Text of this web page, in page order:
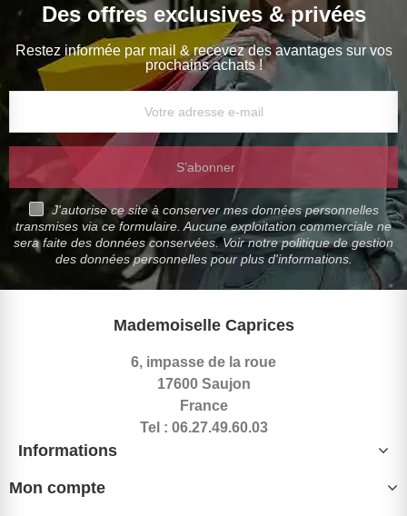
Des offres exclusives & privées
Restez informée par mail & recevez des avantages sur vos
prochains achats !
S’abonner
J'autorise ce site à conserver mes données personnelles
transmises via ce formulaire. Aucune exploitation commerciale ne
sera faite des données conservées. Voir notre politique de gestion
des données personnelles pour plus d'informations.
Mademoiselle Caprices
6, impasse de la roue
17600 Saujon
France
Tel : 06.27.49.60.03
Informations
Mon compte